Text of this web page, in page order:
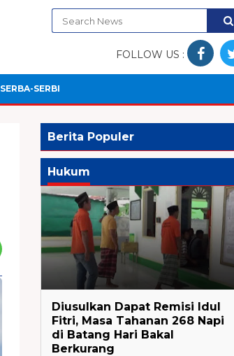
FOLLOW US :
SERBA-SERBI
Berita Populer
Hukum
Diusulkan Dapat Remisi Idul
Fitri, Masa Tahanan 268 Napi
di Batang Hari Bakal
Berkurang